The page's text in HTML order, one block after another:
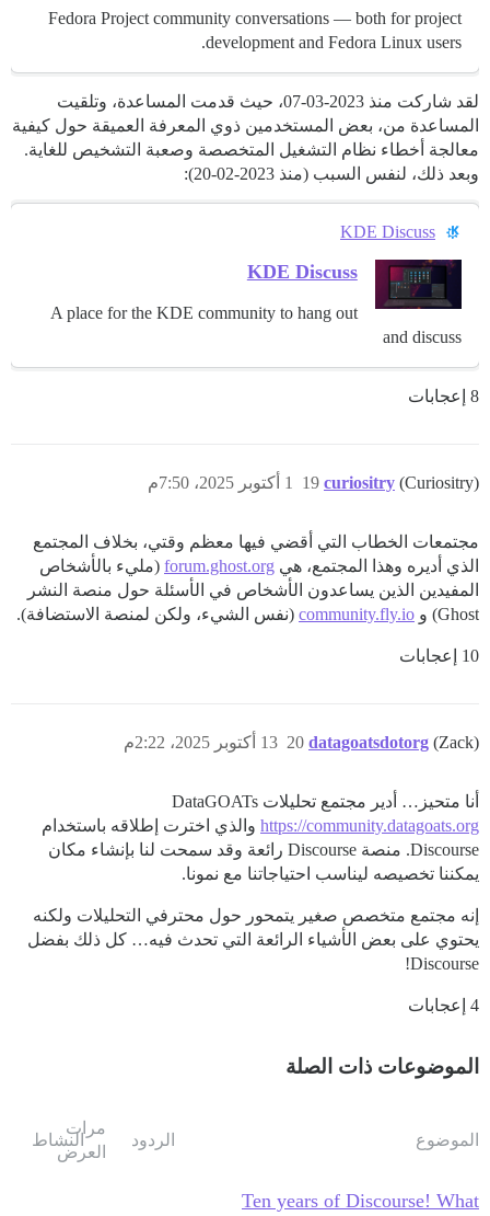
Fedora Project community conversations — both for project
development and Fedora Linux users.
لقد شاركت منذ 2023-03-07، حيث قدمت المساعدة، وتلقيت
المساعدة من، بعض المستخدمين ذوي المعرفة العميقة حول كيفية
معالجة أخطاء نظام التشغيل المتخصصة وصعبة التشخيص للغاية.
وبعد ذلك، لنفس السبب (منذ 2023-02-20):
KDE Discuss
KDE Discuss
A place for the KDE community to hang out
and discuss
8 إعجابات
curiositry (Curiositry) 1 أكتوبر 2025، 7:50م 19
مجتمعات الخطاب التي أقضي فيها معظم وقتي، بخلاف المجتمع
الذي أديره وهذا المجتمع، هي forum.ghost.org (مليء بالأشخاص
المفيدين الذين يساعدون الأشخاص في الأسئلة حول منصة النشر
Ghost) و
community.fly.io (نفس الشيء، ولكن لمنصة الاستضافة).
10 إعجابات
datagoatsdotorg (Zack) 13 أكتوبر 2025، 2:22م 20
أنا متحيز… أدير مجتمع تحليلات DataGOATs
https://community.datagoats.org والذي اخترت إطلاقه باستخدام
Discourse. منصة Discourse رائعة وقد سمحت لنا بإنشاء مكان
يمكننا تخصيصه ليناسب احتياجاتنا مع نمونا.
إنه مجتمع متخصص صغير يتمحور حول محترفي التحليلات ولكنه
يحتوي على بعض الأشياء الرائعة التي تحدث فيه… كل ذلك بفضل
Discourse!
4 إعجابات
الموضوعات ذات الصلة
الموضوع الردود
مرات
العرض
النشاط
Ten years of Discourse! What